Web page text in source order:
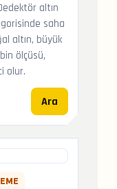
altın
saha
altın, büyük
ölçüsü,
olur.
Ara